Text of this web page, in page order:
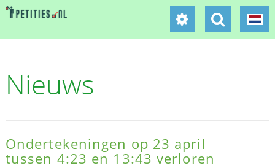
Nieuws
Ondertekeningen op 23 april
tussen 4:23 en 13:43 verloren